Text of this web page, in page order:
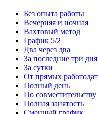
Без опыта работы
Вечерняя и ночная
Вахтовый метод
График 5/2
Два через два
За последние три дня
За сутки
От прямых
Полный день
По совместительству
Полная занятость